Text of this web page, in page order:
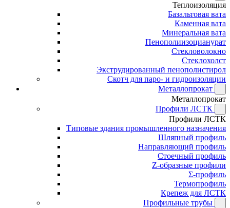
Теплоизоляция
Базальтовая вата
Каменная вата
Минеральная вата
Пенополиизоцианурат
Стекловолокно
Стеклохолст
Экструдированный пенополистирол
Скотч для паро- и гидроизоляции
Металлопрокат
Металлопрокат
Профили ЛСТК
Профили ЛСТК
Типовые здания промышленного назначения
Шляпный профиль
Направляющий профиль
Стоечный профиль
Z-образные профили
Σ-профиль
Термопрофиль
Крепеж для ЛСТК
Профильные трубы